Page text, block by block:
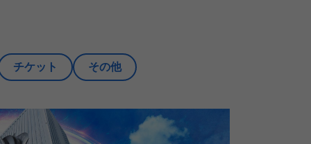
チケット その他